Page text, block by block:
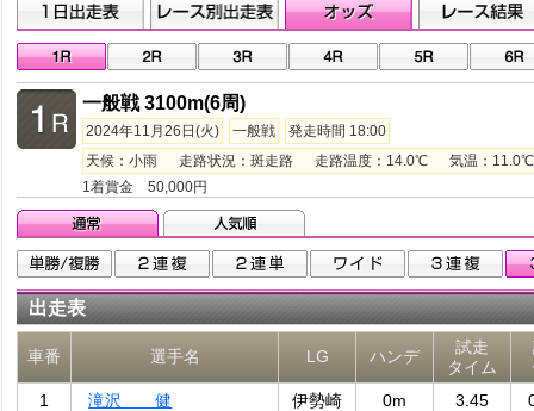
一般戦 3100m(6周)
2024年11月26日(火) 一般戦
発走時間 18:00
天候：小雨 走路状況：斑走路 走路温度：14.0℃ 気温：
1着賞金 50,000円
出走表
車番 選手名 LG ハンデ
試走
タイム
1
滝沢 健 伊勢崎 0m 3.45